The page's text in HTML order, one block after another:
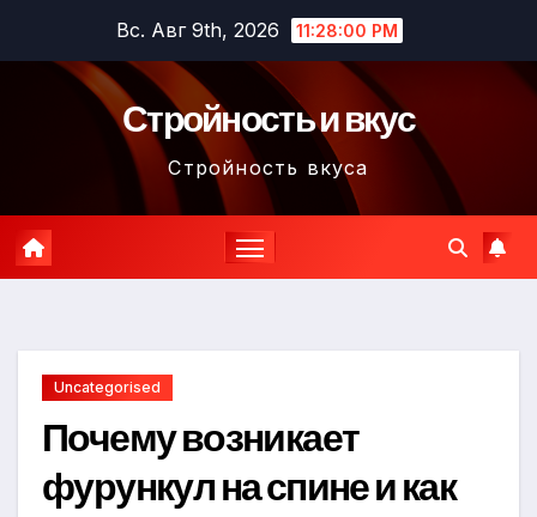
содержимому
Вс. Авг 9th, 2026 11:28:01 PM
Стройность и вкус
Стройность вкуса
Uncategorised
Почему возникает
фурункул на спине и как